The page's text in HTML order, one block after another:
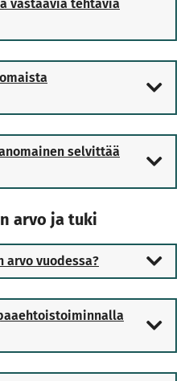
vastaavia tehtäviä
selvittää
arvo ja tuki
arvo vuodessa?